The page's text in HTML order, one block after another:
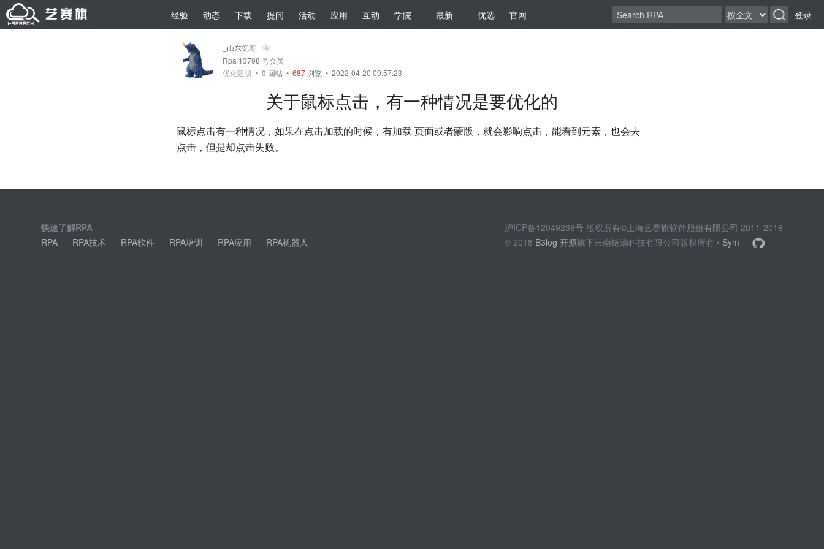
经验 动态 下载 提问 活动 应用 互动 学院 最新 优选 官网 登录
_山东兜哥
Rpa 13798 号会员
优化建议 • 0 回帖 • 687浏览 • 2022-04-20 09:57:23
关于鼠标点击，有一种情况是要优化的
鼠标点击有一种情况，如果在点击加载的时候，有加载 页面或者蒙版，就会影响点击，能看到元素，也会去
点击，但是却点击失败。
快速了解RPA
RPA
RPA技术 RPA软件 RPA培训 RPA应用 RPA机器人
沪ICP备12049238号 版权所有©上海艺赛旗软件股份有限公司 2011-2018
© 2018 B3log 开源旗下云南链滴科技有限公司版权所有 • Sym